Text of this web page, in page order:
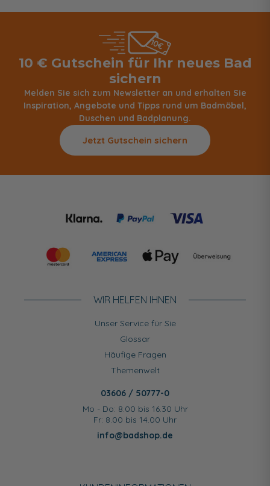
10 € Gutschein für Ihr neues Bad
sichern
Melden Sie sich zum Newsletter an und erhalten Sie
Inspiration, Angebote und Tipps rund um Badmöbel,
Duschen und Badplanung.
Jetzt Gutschein sichern
WIR HELFEN IHNEN
Unser Service für Sie
Glossar
Häufige Fragen
Themenwelt
03606 / 50777-0
Mo - Do: 8.00 bis 16.30 Uhr
Fr: 8.00 bis 14.00 Uhr
info@badshop.de